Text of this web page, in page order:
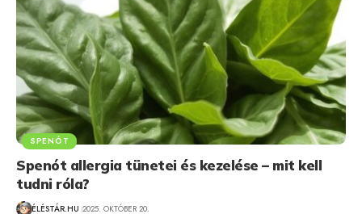
SPENÓT
Spenót allergia tünetei és kezelése – mit kell
tudni róla?
ÉLÉSTÁR.HU 2025. OKTÓBER 20.